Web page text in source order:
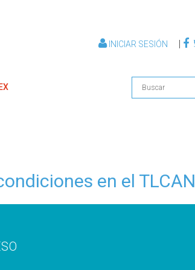
INICIAR SESIÓN |
en el TLCAN